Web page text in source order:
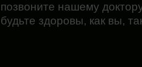
позвоните нашему
будьте здоровы, как вы,